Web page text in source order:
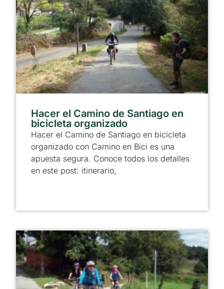
Hacer el Camino de Santiago en
bicicleta organizado
Hacer el Camino de Santiago en bicicleta
organizado con Camino en Bici es una
apuesta segura. Conoce todos los detalles
en este post: itinerario,